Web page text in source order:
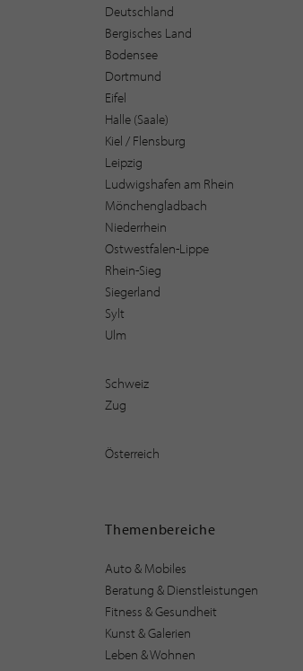
Deutschland
Bergisches Land
Bodensee
Dortmund
Eifel
Halle (Saale)
Kiel / Flensburg
Leipzig
Ludwigshafen am Rhein
Mönchengladbach
Niederrhein
Ostwestfalen-Lippe
Rhein-Sieg
Siegerland
Sylt
Ulm
Schweiz
Zug
Österreich
Themenbereiche
Auto & Mobiles
Beratung & Dienstleistungen
Fitness & Gesundheit
Kunst & Galerien
Leben & Wohnen